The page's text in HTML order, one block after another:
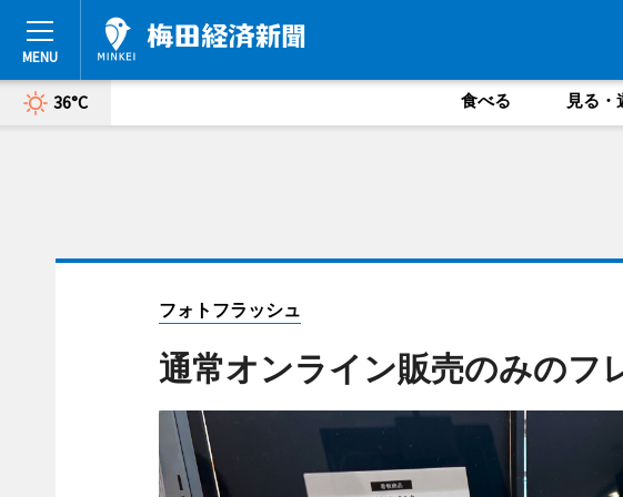
36°C 食べる 見る・
フォトフラッシュ
通常オンライン販売のみのフ